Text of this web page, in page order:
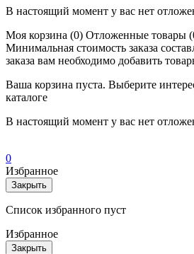
В настоящий момент у вас нет
Моя корзина (0) Отложенные товары
Минимальная стоимость заказа
заказа вам необходимо добавить
Ваша корзина пуста. Выберите
каталоге
В настоящий момент у вас нет
0
Избранное
Закрыть
Список избранного пуст
Избранное
Закрыть